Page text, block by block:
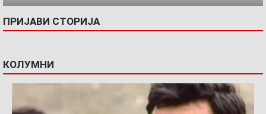
ПРИЈАВИ СТОРИЈА
КОЛУМНИ